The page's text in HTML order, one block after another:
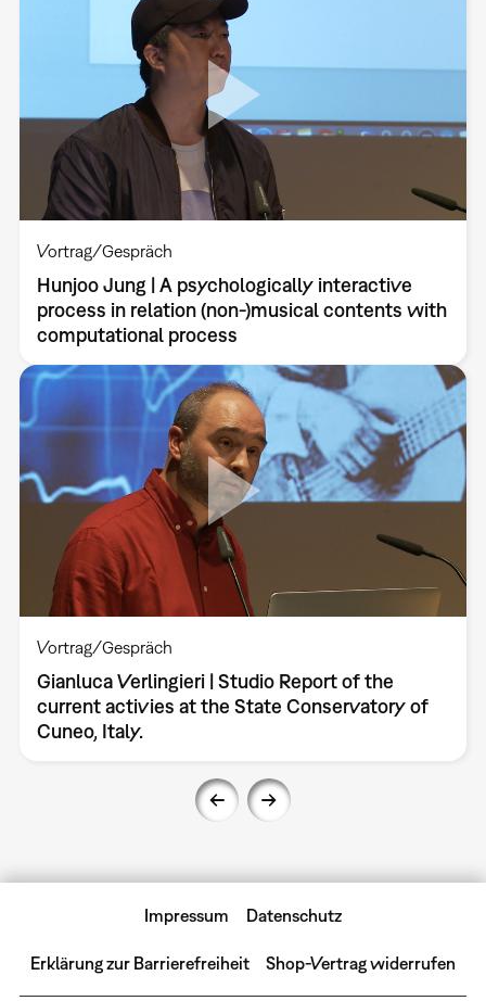
Vortrag/Gespräch
Hunjoo Jung | A psychologically interactive
process in relation (non-)musical contents with
computational process
Vortrag/Gespräch
Gianluca Verlingieri | Studio Report of the
current activies at the State Conservatory of
Cuneo, Italy.
Impressum Datenschutz
Erklärung zur Barrierefreiheit Shop-Vertrag widerrufen